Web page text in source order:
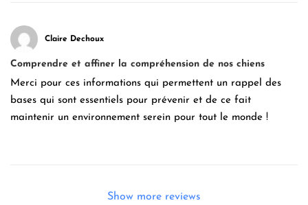
Claire Dechoux
Comprendre et affiner la compréhension de nos chiens
Merci pour ces informations qui permettent un rappel des
bases qui sont essentiels pour prévenir et de ce fait
maintenir un environnement serein pour tout le monde !
Show more reviews